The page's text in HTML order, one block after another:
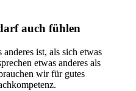
auch fühlen
anderes ist, als sich etwas
etwas anderes als
wir für gutes